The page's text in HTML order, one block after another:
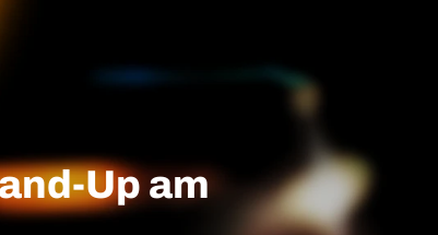
Up am